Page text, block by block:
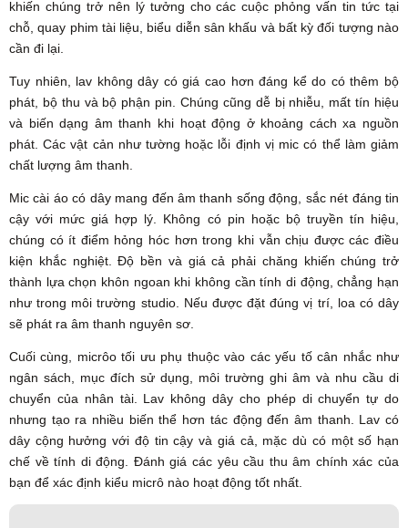
khiến chúng trở nên lý tưởng cho các cuộc phỏng vấn tin tức tại
chỗ, quay phim tài liệu, biểu diễn sân khấu và bất kỳ đối tượng nào
cần đi lại.
Tuy nhiên, lav không dây có giá cao hơn đáng kể do có thêm bộ
phát, bộ thu và bộ phận pin. Chúng cũng dễ bị nhiễu, mất tín hiệu
và biến dạng âm thanh khi hoạt động ở khoảng cách xa nguồn
phát. Các vật cản như tường hoặc lỗi định vị mic có thể làm giảm
chất lượng âm thanh.
Mic cài áo có dây mang đến âm thanh sống động, sắc nét đáng tin
cậy với mức giá hợp lý. Không có pin hoặc bộ truyền tín hiệu,
chúng có ít điểm hỏng hóc hơn trong khi vẫn chịu được các điều
kiện khắc nghiệt. Độ bền và giá cả phải chăng khiến chúng trở
thành lựa chọn khôn ngoan khi không cần tính di động, chẳng hạn
như trong môi trường studio. Nếu được đặt đúng vị trí, loa có dây
sẽ phát ra âm thanh nguyên sơ.
Cuối cùng, micrôo tối ưu phụ thuộc vào các yếu tố cân nhắc như
ngân sách, mục đích sử dụng, môi trường ghi âm và nhu cầu di
chuyển của nhân tài. Lav không dây cho phép di chuyển tự do
nhưng tạo ra nhiều biến thể hơn tác động đến âm thanh. Lav có
dây cộng hưởng với độ tin cậy và giá cả, mặc dù có một số hạn
chế về tính di động. Đánh giá các yêu cầu thu âm chính xác của
bạn để xác định kiểu micrô nào hoạt động tốt nhất.